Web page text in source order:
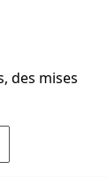
des mises